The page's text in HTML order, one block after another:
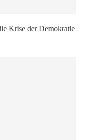
Krise der Demokratie